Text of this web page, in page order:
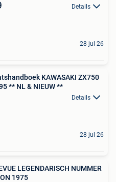
Details
28 jul 26
KAWASAKI ZX750
** NL & NIEUW **
Details
28 jul 26
LEGENDARISCH NUMMER
1975